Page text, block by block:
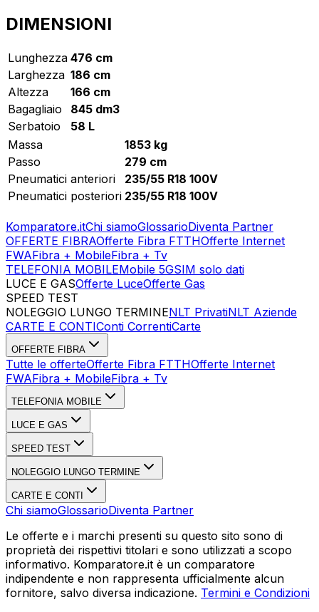
DIMENSIONI
Lunghezza 476 cm
Larghezza 186 cm
Altezza
166 cm
Bagagliaio
845 dm3
Serbatoio
58 L
Massa
1853 kg
Passo
279 cm
Pneumatici anteriori
235/55 R18 100V
Pneumatici posteriori 235/55 R18 100V
Komparatore.itChi siamoGlossarioDiventa Partner
OFFERTE FIBRAOfferte Fibra FTTHOfferte Internet
FWAFibra + MobileFibra + Tv
TELEFONIA MOBILEMobile 5GSIM solo dati
LUCE E GASOfferte LuceOfferte Gas
SPEED TEST
NOLEGGIO LUNGO TERMINENLT PrivatiNLT Aziende
CARTE E CONTIConti CorrentiCarte
OFFERTE FIBRA
Tutte le offerteOfferte Fibra FTTHOfferte Internet
FWAFibra + MobileFibra + Tv
TELEFONIA MOBILE
LUCE E GAS
SPEED TEST
NOLEGGIO LUNGO TERMINE
CARTE E CONTI
Chi siamoGlossarioDiventa Partner
Le offerte e i marchi presenti su questo sito sono di
proprietà dei rispettivi titolari e sono utilizzati a scopo
informativo. Komparatore.it è un comparatore
indipendente e non rappresenta ufficialmente alcun
fornitore, salvo diversa indicazione. Termini e Condizioni